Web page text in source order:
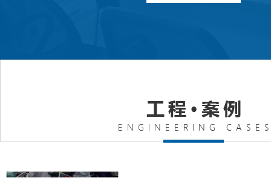
FATEK永宏PLC食品加工行业馒